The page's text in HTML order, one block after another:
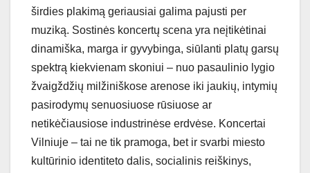
širdies plakimą geriausiai galima pajusti per
muziką. Sostinės koncertų scena yra neįtikėtinai
dinamiška, marga ir gyvybinga, siūlanti platų garsų
spektrą kiekvienam skoniui – nuo pasaulinio lygio
žvaigždžių milžiniškose arenose iki jaukių, intymių
pasirodymų senuosiuose rūsiuose ar
netikėčiausiose industrinėse erdvėse. Koncertai
Vilniuje – tai ne tik pramoga, bet ir svarbi miesto
kultūrinio identiteto dalis, socialinis reiškinys,